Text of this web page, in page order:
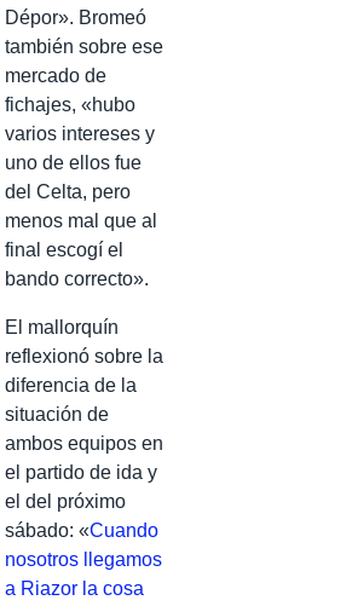
Dépor». Bromeó
también sobre ese
mercado de
fichajes, «hubo
varios intereses y
uno de ellos fue
del Celta, pero
menos mal que al
final escogí el
bando correcto».
El mallorquín
reflexionó sobre la
diferencia de la
situación de
ambos equipos en
el partido de ida y
el del próximo
sábado: «Cuando
nosotros llegamos
a Riazor la cosa